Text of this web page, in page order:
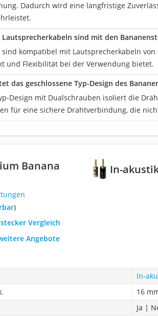
Dadurch wird eine langfristige
sind mit den
kompatibel mit Lautsprecherkabeln von
und Flexibilität bei der Verwendung bietet.
das geschlossene Typ-Design des
Design mit Dualschrauben isoliert die
für eine sichere Drahtverbindung, die
In-
Banana
)
Vergleich
Angebote
In-
16
Ja |